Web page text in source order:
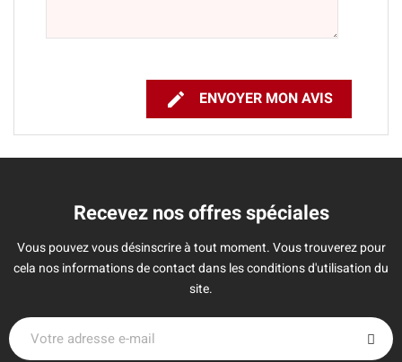
 ENVOYER MON AVIS
Recevez nos offres spéciales
Vous pouvez vous désinscrire à tout moment. Vous trouverez pour
cela nos informations de contact dans les conditions d'utilisation du
site.